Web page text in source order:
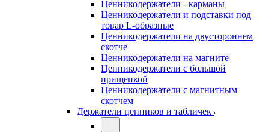
Ценникодержатели - карманы
Ценникодержатели и подставки под
товар L-образные
Ценникодержатели на двустороннем
скотче
Ценникодержатели на магните
Ценникодержатели с большой
прищепкой
Ценникодержатели с магнитным
скотчем
Держатели ценников и табличек